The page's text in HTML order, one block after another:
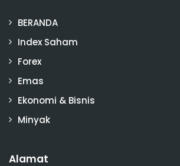
BERANDA
Index Saham
Forex
Emas
Ekonomi & Bisnis
Minyak
Alamat